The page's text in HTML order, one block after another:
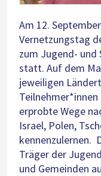
Am 12.
Vernetzungstag
zum Jugend- und
statt. Auf dem
jeweiligen
erprobte Wege
Israel, Polen,
kennenzulernen.
Träger der
und Gemeinden